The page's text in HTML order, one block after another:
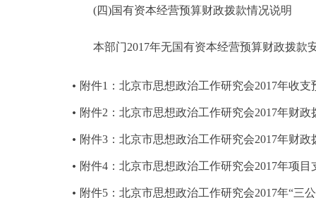
(四)国有资本经营预算财政拨款情况说明
本部门2017年无国有资本经营预算财政拨款
附件1：北京市思想政治工作研究会2017年收支
附件2：北京市思想政治工作研究会2017年财政
附件3：北京市思想政治工作研究会2017年财
附件4：北京市思想政治工作研究会2017年项目
附件5：北京市思想政治工作研究会2017年“三